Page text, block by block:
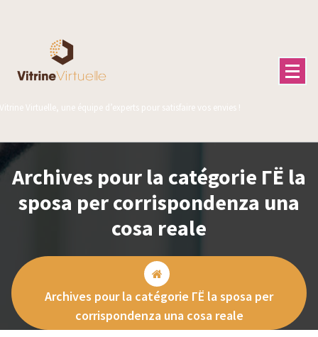
Vitrine Virtuelle, une équipe d’experts pour satisfaire vos envies !
Archives pour la catégorie ГЁ la
sposa per corrispondenza una
cosa reale
Archives pour la catégorie ГЁ la sposa per
corrispondenza una cosa reale